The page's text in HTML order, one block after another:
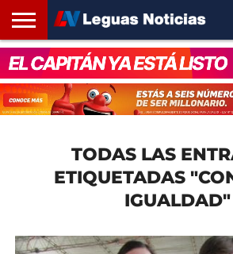
INICIO
SANTA
FE
ROSARIO24
REGIONES
ARGENTINA
OPINIÓN
CONTACTO
TODAS LAS
ETIQUETADAS
IGUALDAD"